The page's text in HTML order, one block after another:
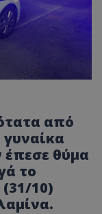
από
έπεσε θύμα
το
10)